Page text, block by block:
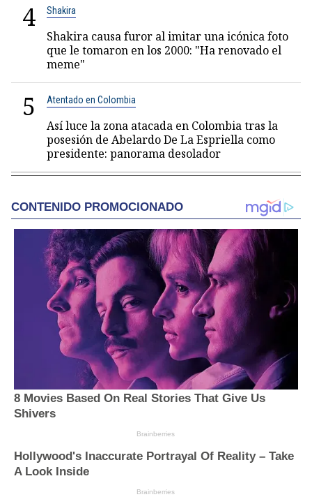
4 Shakira
Shakira causa furor al imitar una icónica foto
que le tomaron en los 2000: "Ha renovado el
meme"
5 Atentado en Colombia
Así luce la zona atacada en Colombia tras la
posesión de Abelardo De La Espriella como
presidente: panorama desolador